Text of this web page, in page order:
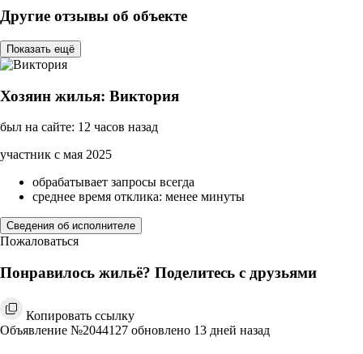
Другие отзывы об объекте
Показать ещё
Хозяин жилья: Виктория
был на сайте: 12 часов назад
участник с мая 2025
обрабатывает запросы всегда
среднее время отклика: менее минуты
Сведения об исполнителе
Пожаловаться
Понравилось жильё? Поделитесь с друзьями
Копировать ссылку
Объявление №2044127 обновлено 13 дней назад